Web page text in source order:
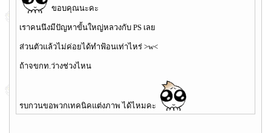
ขอบคุณนะคะ
เราคนนึงมีปัญหาขั้นใหญ่หลวงกับ PS เลย
ส่วนตัวแล้วไม่ค่อยได้ทำฟ้อนเท่าไหร่ >w<
ถ้าจขกท.ว่างช่วงไหน
รบกวนขอพวกเทคนิคแต่งภาพ ได้ไหมคะ